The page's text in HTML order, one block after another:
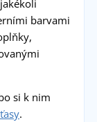
barvami
si k nim
.